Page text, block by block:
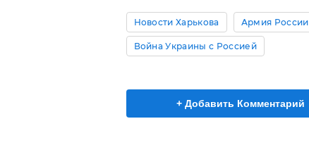
Новости Харькова Армия России
Война Украины с Россией
+ Добавить Комментарий